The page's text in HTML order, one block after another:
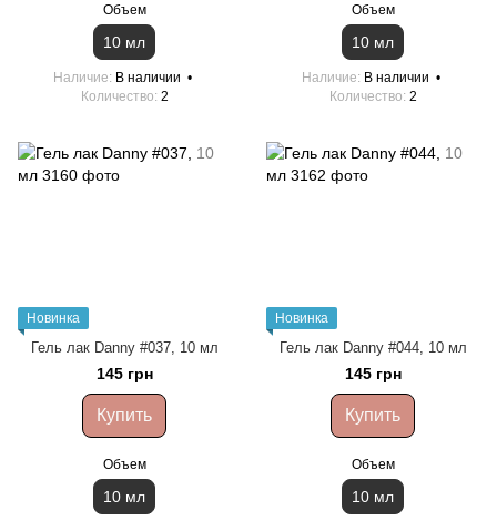
Объем
10 мл
Наличие В наличии
Количество 2
Объем
10 мл
Наличие В наличии
Количество 2
Новинка
Гель лак Danny #037, 10 мл
145 грн
Купить
Объем
10 мл
Новинка
Гель лак Danny #044, 10 мл
145 грн
Купить
Объем
10 мл